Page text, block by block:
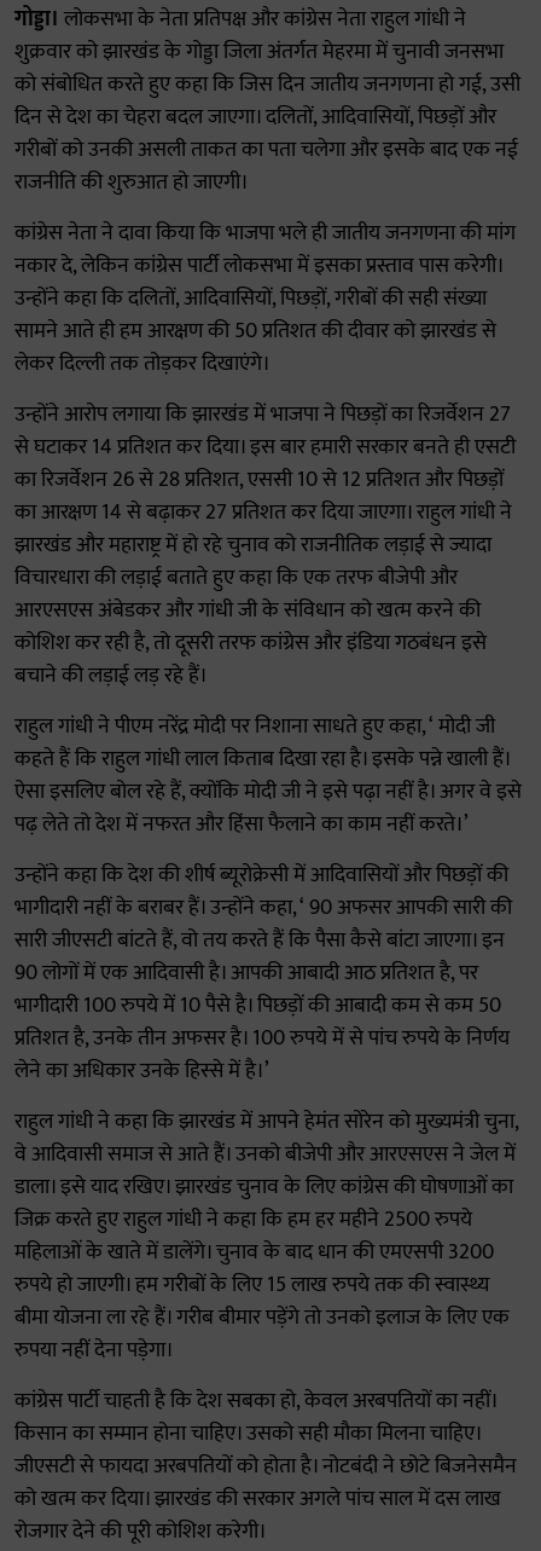
गोड्डा। लोकसभा के नेता प्रतिपक्ष और कांग्रेस नेता राहुल गांधी ने
शुक्रवार को झारखंड के गोड्डा जिला अंतर्गत मेहरमा में चुनावी जनसभा
को संबोधित करते हुए कहा कि जिस दिन जातीय जनगणना हो गई, उसी
दिन से देश का चेहरा बदल जाएगा। दलितों, आदिवासियों, पिछड़ों और
गरीबों को उनकी असली ताकत का पता चलेगा और इसके बाद एक नई
राजनीति की शुरुआत हो जाएगी।
कांग्रेस नेता ने दावा किया कि भाजपा भले ही जातीय जनगणना की मांग
नकार दे, लेकिन कांग्रेस पार्टी लोकसभा में इसका प्रस्ताव पास करेगी।
उन्होंने कहा कि दलितों, आदिवासियों, पिछड़ों, गरीबों की सही संख्या
सामने आते ही हम आरक्षण की 50 प्रतिशत की दीवार को झारखंड से
लेकर दिल्ली तक तोड़कर दिखाएंगे।
उन्होंने आरोप लगाया कि झारखंड में भाजपा ने पिछड़ों का रिजर्वेशन 27
से घटाकर 14 प्रतिशत कर दिया। इस बार हमारी सरकार बनते ही एसटी
का रिजर्वेशन 26 से 28 प्रतिशत, एससी 10 से 12 प्रतिशत और पिछड़ों
का आरक्षण 14 से बढ़ाकर 27 प्रतिशत कर दिया जाएगा। राहुल गांधी ने
झारखंड और महाराष्ट्र में हो रहे चुनाव को राजनीतिक लड़ाई से ज्यादा
विचारधारा की लड़ाई बताते हुए कहा कि एक तरफ बीजेपी और
आरएसएस अंबेडकर और गांधी जी के संविधान को खत्म करने की
कोशिश कर रही है, तो दूसरी तरफ कांग्रेस और इंडिया गठबंधन इसे
बचाने की लड़ाई लड़ रहे हैं।
राहुल गांधी ने पीएम नरेंद्र मोदी पर निशाना साधते हुए कहा, ‘ मोदी जी
कहते हैं कि राहुल गांधी लाल किताब दिखा रहा है। इसके पन्ने खाली हैं।
ऐसा इसलिए बोल रहे हैं, क्योंकि मोदी जी ने इसे पढ़ा नहीं है। अगर वे इसे
पढ़ लेते तो देश में नफरत और हिंसा फैलाने का काम नहीं करते।’
उन्होंने कहा कि देश की शीर्ष ब्यूरोक्रेसी में आदिवासियों और पिछड़ों की
भागीदारी नहीं के बराबर हैं। उन्होंने कहा, ‘ 90 अफसर आपकी सारी की
सारी जीएसटी बांटते हैं, वो तय करते हैं कि पैसा कैसे बांटा जाएगा। इन
90 लोगों में एक आदिवासी है। आपकी आबादी आठ प्रतिशत है, पर
भागीदारी 100 रुपये में 10 पैसे है। पिछड़ों की आबादी कम से कम 50
प्रतिशत है, उनके तीन अफसर है। 100 रुपये में से पांच रुपये के निर्णय
लेने का अधिकार उनके हिस्से में है।’
राहुल गांधी ने कहा कि झारखंड में आपने हेमंत सोरेन को मुख्यमंत्री चुना,
वे आदिवासी समाज से आते हैं। उनको बीजेपी और आरएसएस ने जेल में
डाला। इसे याद रखिए। झारखंड चुनाव के लिए कांग्रेस की घोषणाओं का
जिक्र करते हुए राहुल गांधी ने कहा कि हम हर महीने 2500 रुपये
महिलाओं के खाते में डालेंगे। चुनाव के बाद धान की एमएसपी 3200
रुपये हो जाएगी। हम गरीबों के लिए 15 लाख रुपये तक की स्वास्थ्य
बीमा योजना ला रहे हैं। गरीब बीमार पड़ेंगे तो उनको इलाज के लिए एक
रुपया नहीं देना पड़ेगा।
कांग्रेस पार्टी चाहती है कि देश सबका हो, केवल अरबपतियों का नहीं।
किसान का सम्मान होना चाहिए। उसको सही मौका मिलना चाहिए।
जीएसटी से फायदा अरबपतियों को होता है। नोटबंदी ने छोटे बिजनेसमैन
को खत्म कर दिया। झारखंड की सरकार अगले पांच साल में दस लाख
रोजगार देने की पूरी कोशिश करेगी।